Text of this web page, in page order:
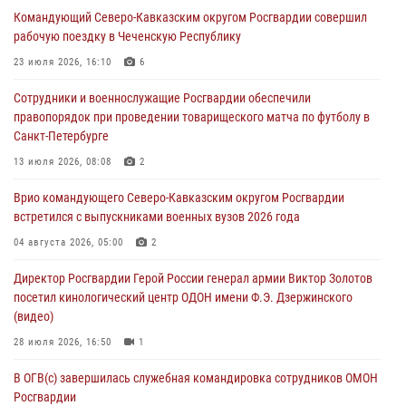
Смольного собора в Санкт-Петербурге (видео)
07 августа 2026, 11:34
взрывобезопасности
07 августа 2026, 11:33
Рэпер ST посетил раненых росгвардейцев в Главном военном
07 августа 2026, 11:18 2
Патриотическая акция «Каникулы с Росгвардией» прошла в
07 августа 2026, 11:00
Командующий Северо-Кавказским округом Росгвардии совершил
рабочую поездку в Чеченскую Республику
23 июля 2026, 16:10 6
Сотрудники и военнослужащие Росгвардии обеспечили
правопорядок при проведении товарищеского матча по футболу в
Санкт-Петербурге
13 июля 2026, 08:08 2
Врио командующего Северо-Кавказским округом Росгвардии
встретился с выпускниками военных вузов 2026 года
04 августа 2026, 05:00 2
Директор Росгвардии Герой России генерал армии Виктор Золотов
посетил кинологический центр ОДОН имени Ф.Э. Дзержинского
(видео)
28 июля 2026, 16:50 1
В ОГВ(с) завершилась служебная командировка сотрудников ОМОН
Росгвардии